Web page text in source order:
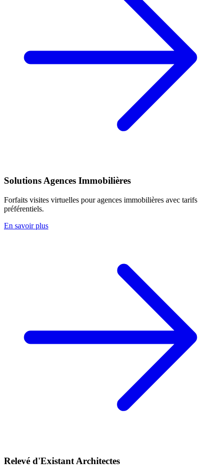
Solutions Agences Immobilières
Forfaits visites virtuelles pour agences immobilières avec tarifs
préférentiels.
En savoir plus
Relevé d'Existant Architectes